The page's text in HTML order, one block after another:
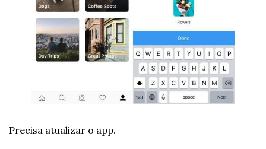
Precisa atualizar o app.